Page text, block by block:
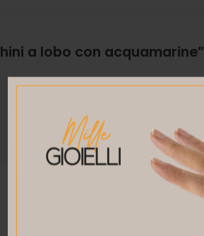
a lobo con acquamarine”